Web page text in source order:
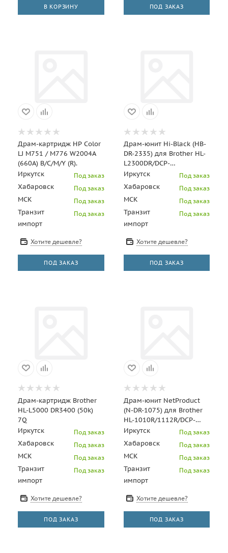
В КОРЗИНУ ПОД ЗАКАЗ
Драм-картридж HP Color
LJ M751 / M776 W2004A
(660A) B/C/M/Y (R).
Иркутск
Под заказ
Хабаровск Под заказ
МСК Под заказ
Транзит
импорт
Под заказ
Хотите дешевле?
ПОД ЗАКАЗ
Драм-юнит Hi-Black (HB-
DR-2335) для Brother HL-
L2300DR/DCP-
L2500DR/MFC-L2700DWR,
12K
Иркутск Под заказ
Хабаровск Под заказ
МСК Под заказ
Транзит
импорт
Под заказ
Хотите дешевле?
ПОД ЗАКАЗ
Драм-картридж Brother
HL-L5000 DR3400 (50k)
7Q
Иркутск
Под заказ
Хабаровск Под заказ
МСК Под заказ
Транзит
импорт
Под заказ
Хотите дешевле?
ПОД ЗАКАЗ
Драм-юнит NetProduct
(N-DR-1075) для Brother
HL-1010R/1112R/DCP-
1510R/1512R/MFC-1810R,
10K
Иркутск Под заказ
Хабаровск Под заказ
МСК Под заказ
Транзит
импорт
Под заказ
Хотите дешевле?
ПОД ЗАКАЗ